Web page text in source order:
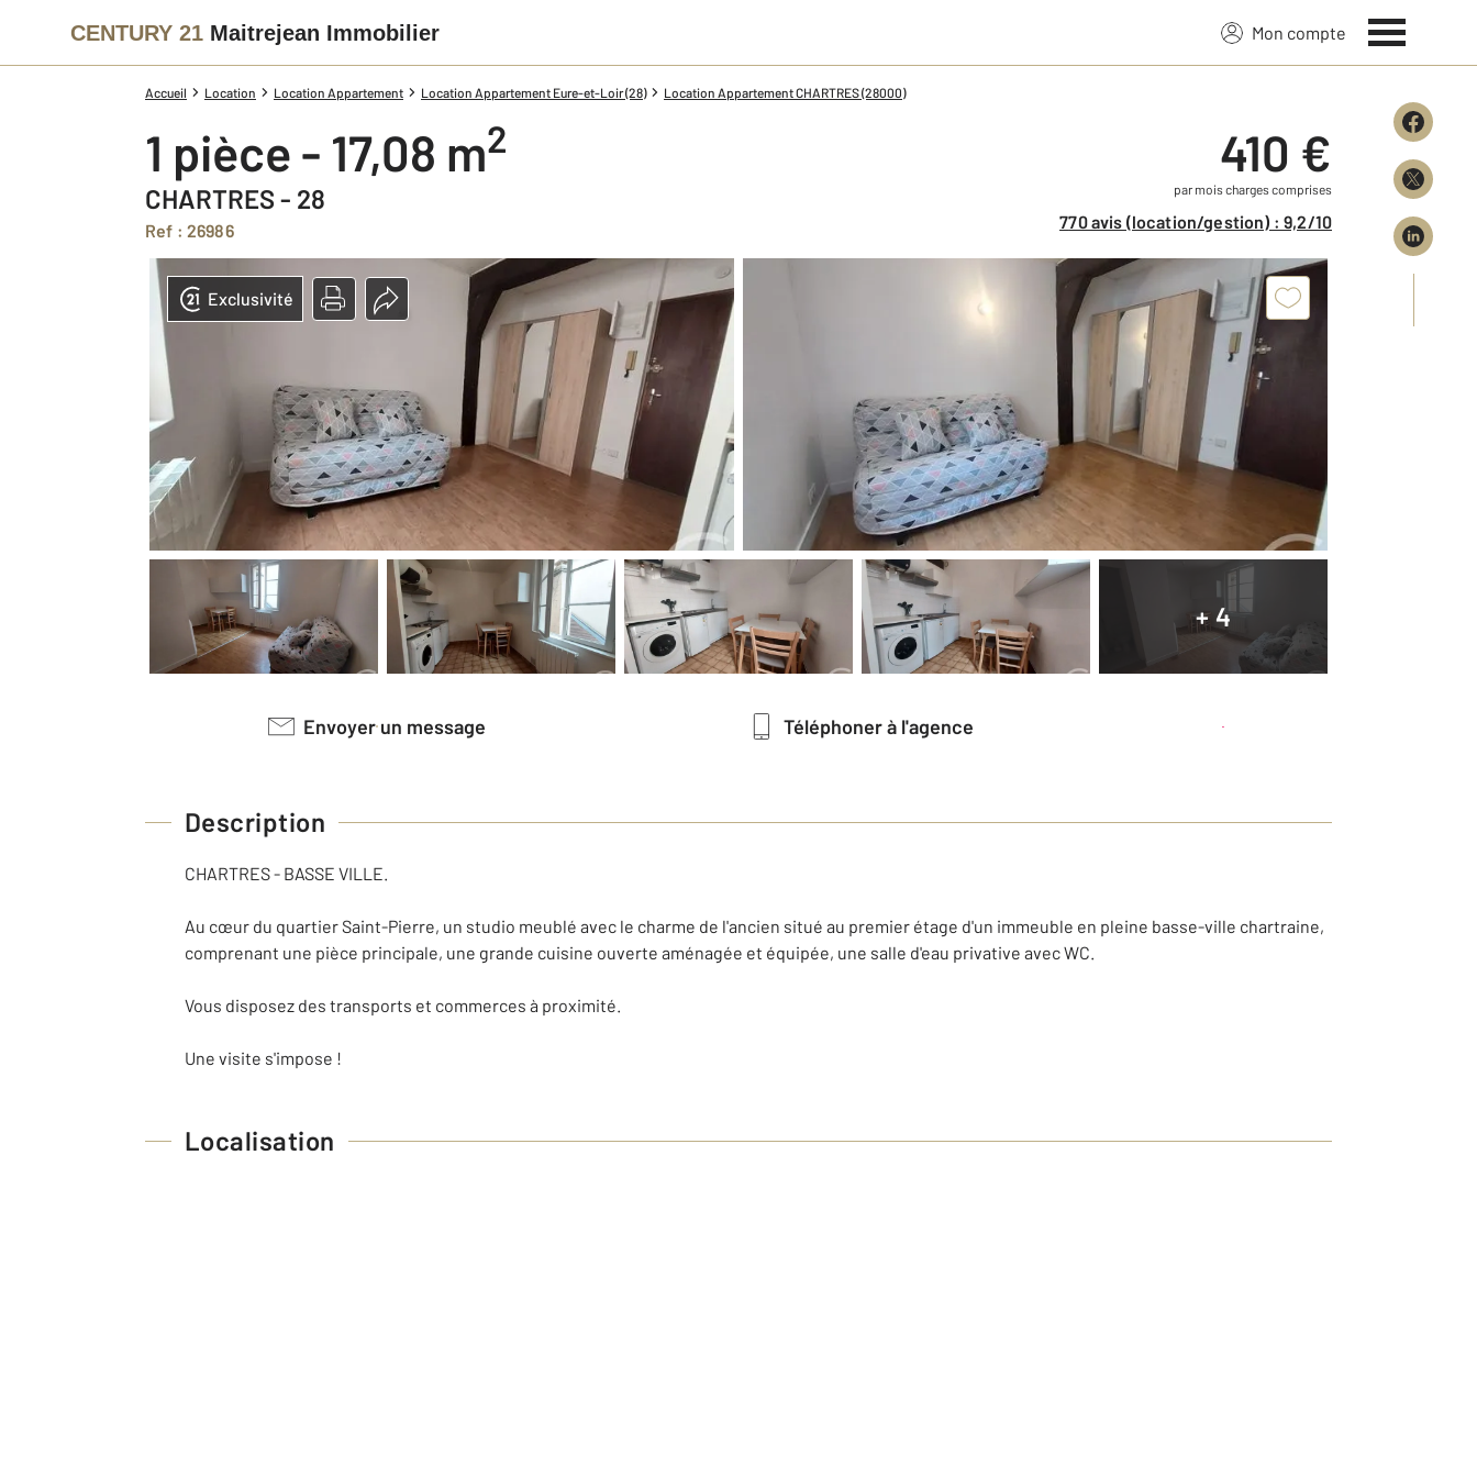
CENTURY 21 Maitrejean Immobilier Mon compte
Accueil Location Location Appartement Location Appartement Eure-et-Loir (28) Location Appartement CHARTRES (28000)
1 pièce - 17,08 m2
CHARTRES - 28
Ref : 26986
410 €
par mois charges comprises
770 avis (location/gestion) : 9,2/10
+ 4
Exclusivité
Envoyer un message Téléphoner à l'agence
Description
CHARTRES - BASSE VILLE.
Au cœur du quartier Saint-Pierre, un studio meublé avec le charme de l'ancien situé au premier étage d'un immeuble en pleine basse-ville chartraine,
comprenant une pièce principale, une grande cuisine ouverte aménagée et équipée, une salle d'eau privative avec WC.
Vous disposez des transports et commerces à proximité.
Une visite s'impose !
Localisation